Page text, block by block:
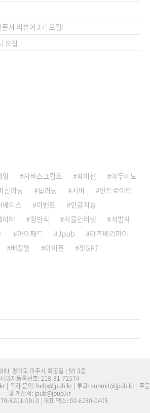
서 리뷰어 2기 모집!
모집
밍 자바스크립트 파이썬
아두이노
신러닝 딥러닝 서버
안드로이드
베이스 이벤트
인공지능
이터 정인식 사물인터넷
개발자
아이패드 Jpub
라즈베리파이
배장열 아이폰 챗GPT
경기도 파주시 회동길 159 3층
사업자등록번호: 218-81-72574
| 독자 문의: help@jpub.kr | 투고: submit@jpub.kr | 주문
및 계산서: jpub@jpub.kr
8201-9010 | 대표 팩스: 02-6280-0405